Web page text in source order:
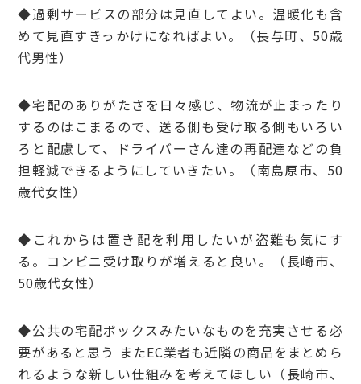
◆過剰サービスの部分は見直してよい。温暖化も含
めて見直すきっかけになればよい。（長与町、50歳
代男性）
◆宅配のありがたさを日々感じ、物流が止まったり
するのはこまるので、送る側も受け取る側もいろい
ろと配慮して、ドライバーさん達の再配達などの負
担軽減できるようにしていきたい。（南島原市、50
歳代女性）
◆これからは置き配を利用したいが盗難も気にす
る。コンビニ受け取りが増えると良い。（長崎市、
50歳代女性）
◆公共の宅配ボックスみたいなものを充実させる必
要があると思う またEC業者も近隣の商品をまとめら
れるような新しい仕組みを考えてほしい（長崎市、